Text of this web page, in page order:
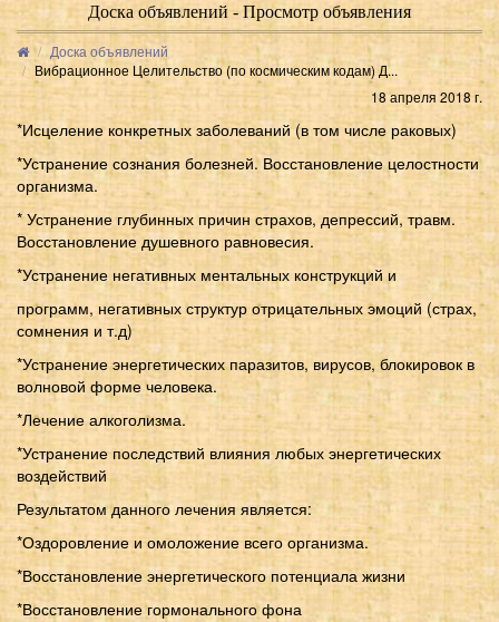
Доска объявлений - Просмотр объявления
Доска объявлений
Вибрационное Целительство (по космическим кодам) Д...
18 апреля 2018 г.
*Исцеление конкретных заболеваний (в том числе раковых)
*Устранение сознания болезней. Восстановление целостности
организма.
* Устранение глубинных причин страхов, депрессий, травм.
Восстановление душевного равновесия.
*Устранение негативных ментальных конструкций и
программ, негативных структур отрицательных эмоций (страх,
сомнения и т.д)
*Устранение энергетических паразитов, вирусов, блокировок в
волновой форме человека.
*Лечение алкоголизма.
*Устранение последствий влияния любых энергетических
воздействий
Результатом данного лечения является:
*Оздоровление и омоложение всего организма.
*Восстановление энергетического потенциала жизни
*Восстановление гормонального фона